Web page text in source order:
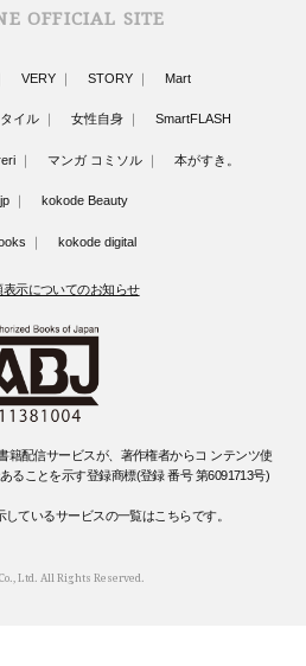
OFFICIAL SITE
VERY STORY Mart
イル 女性自身 SmartFLASH
マンガ コミソル 本がすき。
kokode Beauty
kokode digital
示についてのお知らせ
籍配信サービスが、著作権者からコ ンテンツ使
ることを示す登録商標(登録 番号 第6091713号)
ているサービスの一覧はこちらです。
Ltd. All Rights Reserved.